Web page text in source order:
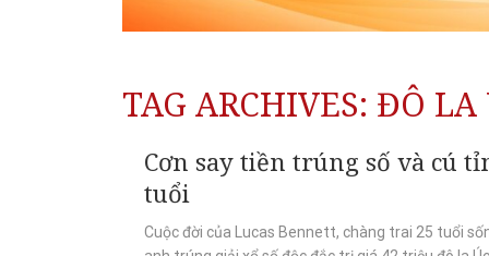
TAG ARCHIVES: ĐÔ LA
Cơn say tiền trúng số và cú
tuổi
Cuộc đời của Lucas Bennett, chàng trai 25 tuổi